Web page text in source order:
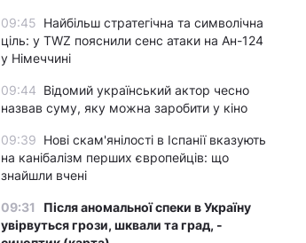
09:45 Найбільш стратегічна та символічна
ціль: у TWZ пояснили сенс атаки на Ан-124
у Німеччині
09:44 Відомий український актор чесно
назвав суму, яку можна заробити у кіно
09:39 Нові скам'янілості в Іспанії вказують
на канібалізм перших європейців: що
знайшли вчені
09:31
Після аномальної спеки в Україну
увірвуться грози, шквали та град, -